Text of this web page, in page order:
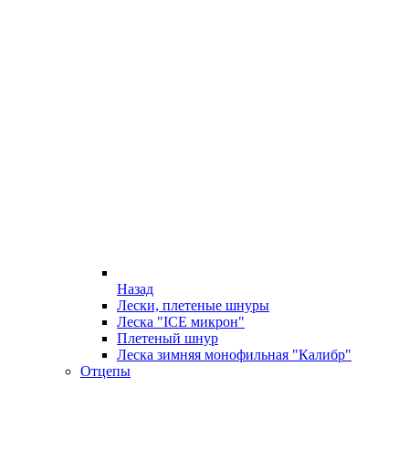
Назад
Лески, плетеные шнуры
Леска "ICE микрон"
Плетеный шнур
Леска зимняя монофильная "Калибр"
Отцепы